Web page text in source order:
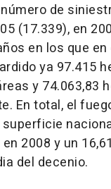
de
(17.339), en
en los que
ya 97.415
y 74.063,83
En total, el
2008 y un
del decenio.